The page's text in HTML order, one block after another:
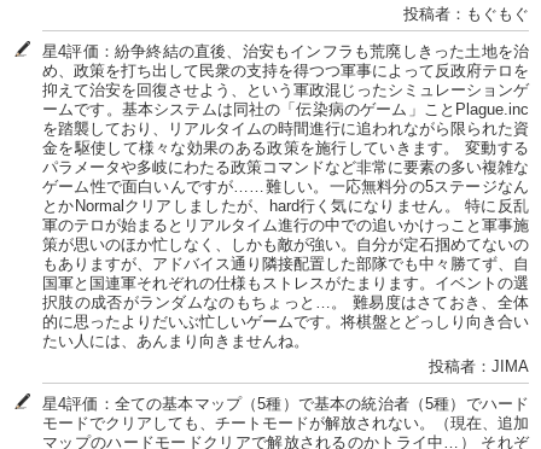
投稿者：もぐもぐ
星4評価：紛争終結の直後、治安もインフラも荒廃しきった土地を治
め、政策を打ち出して民衆の支持を得つつ軍事によって反政府テロを
抑えて治安を回復させよう、という軍政混じったシミュレーションゲ
ームです。基本システムは同社の「伝染病のゲーム」ことPlague.inc
を踏襲しており、リアルタイムの時間進行に追われながら限られた資
金を駆使して様々な効果のある政策を施行していきます。 変動する
パラメータや多岐にわたる政策コマンドなど非常に要素の多い複雑な
ゲーム性で面白いんですが……難しい。一応無料分の5ステージなん
とかNormalクリアしましたが、hard行く気になりません。 特に反乱
軍のテロが始まるとリアルタイム進行の中での追いかけっこと軍事施
策が思いのほか忙しなく、しかも敵が強い。自分が定石掴めてないの
もありますが、アドバイス通り隣接配置した部隊でも中々勝てず、自
国軍と国連軍それぞれの仕様もストレスがたまります。イベントの選
択肢の成否がランダムなのもちょっと…。 難易度はさておき、全体
的に思ったよりだいぶ忙しいゲームです。将棋盤とどっしり向き合い
たい人には、あんまり向きませんね。
投稿者：JIMA
星4評価：全ての基本マップ（5種）で基本の統治者（5種）でハード
モードでクリアしても、チートモードが解放されない。（現在、追加
マップのハードモードクリアで解放されるのかトライ中…） それぞ